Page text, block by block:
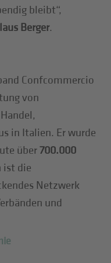
bleibt“,
Berger.
Confcommercio
von
in Italien. Er wurde
über700.000
ist die
Netzwerk
und